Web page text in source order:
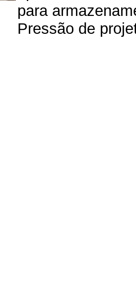
para
Pressão de